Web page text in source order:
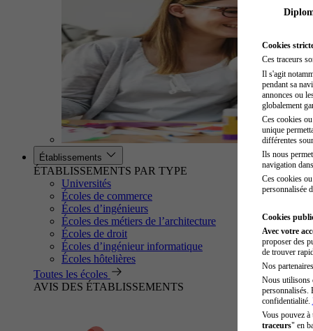
Établissements
ÉTABLISSEMENTS PAR TYPE
Universités
Écoles de commerce
Écoles d’ingénieurs
Écoles des métiers de l’architecture
Écoles de droit
Écoles d’ingénieur informatique
Écoles hôtelières
Toutes les écoles
AVIS DES ÉTABLISSEMENTS
Cookies
Ces traceurs
Il s'agit
pendant sa
annonces ou
globalement
Ces cookies
unique
différentes
Ils nous
navigation
Ces cookies
personnalisée
Cookies
Avec votre
proposer des
de trouver
Nos
Nous utilisons
personnalisés.
confidentialité.
Vous pouvez
traceurs" en